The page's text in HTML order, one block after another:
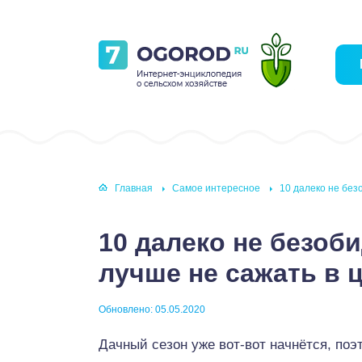
Главная Самое интересное 10 далеко не
10 далеко не
лучше не сажать в
Обновлено: 05.05.2020
Дачный сезон уже вот-вот начнётся,